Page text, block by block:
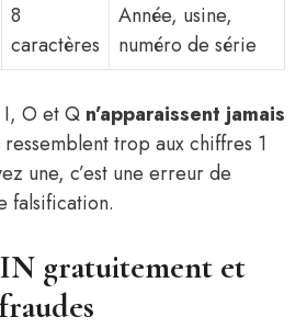
8
caractères
Année, usine,
numéro de série
O et Q n’apparaissent jamais
ressemblent trop aux chiffres 1
une, c’est une erreur de
falsification.
gratuitement et